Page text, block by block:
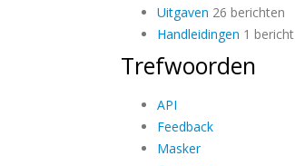
Uitgaven 26 berichten
Handleidingen 1 bericht
Trefwoorden
API
Feedback
Masker